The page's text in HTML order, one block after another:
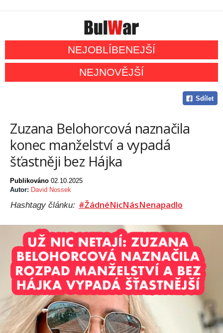
NEJOBLÍBENEJŠÍ
NEJNOVĚJŠÍ
Sdílet
Zuzana Belohorcová naznačila
konec manželství a vypadá
šťastněji bez Hájka
Publikováno 02.10.2025
Autor: David Nossek
Hashtagy článku: #ŽádnéNicNásNenapadlo